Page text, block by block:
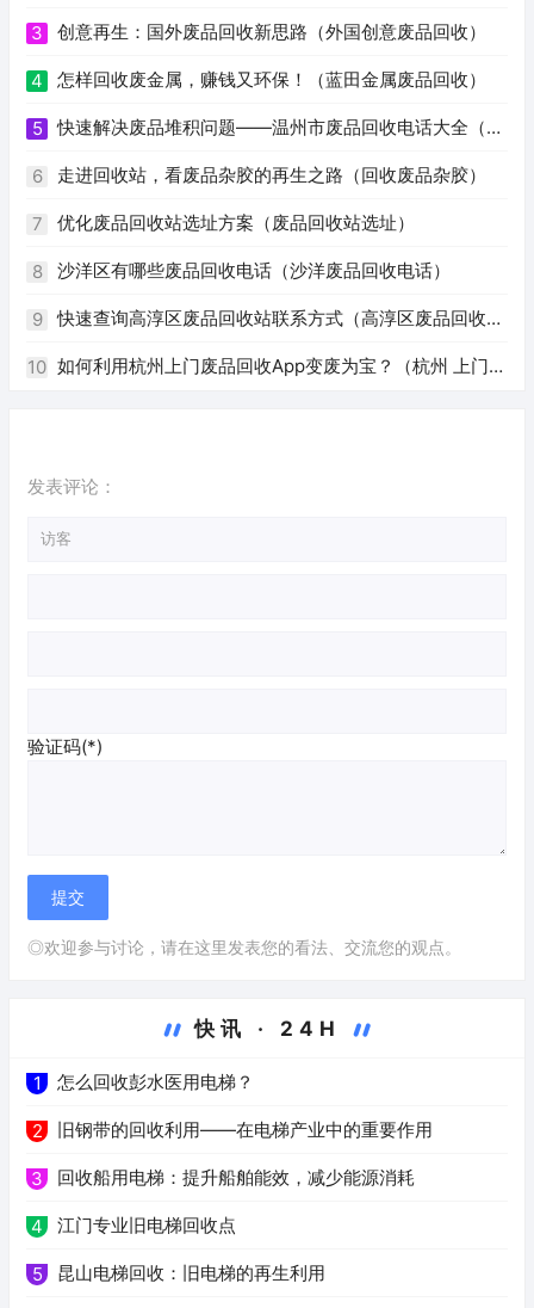
3 创意再生：国外废品回收新思路（外国创意废品回收）
4 怎样回收废金属，赚钱又环保！（蓝田金属废品回收）
5 快速解决废品堆积问题——温州市废品回收电话大全（温
州废品回收电话号码）
6 走进回收站，看废品杂胶的再生之路（回收废品杂胶）
7 优化废品回收站选址方案（废品回收站选址）
8 沙洋区有哪些废品回收电话（沙洋废品回收电话）
9 快速查询高淳区废品回收站联系方式（高淳区废品回收站
电话）
10 如何利用杭州上门废品回收App变废为宝？（杭州 上门回
发表评论：
验证码(*)
◎欢迎参与讨论，请在这里发表您的看法、交流您的观点。
快讯 · 24H
1 怎么回收彭水医用电梯？
2 旧钢带的回收利用——在电梯产业中的重要作用
3 回收船用电梯：提升船舶能效，减少能源消耗
4 江门专业旧电梯回收点
5 昆山电梯回收：旧电梯的再生利用